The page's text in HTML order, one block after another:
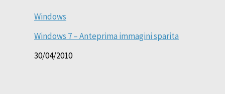
Windows
Windows 7 – Anteprima immagini sparita
30/04/2010